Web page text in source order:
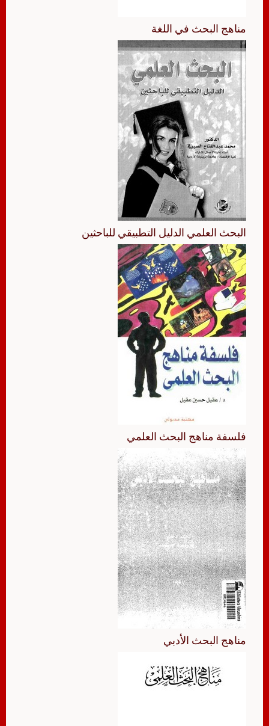
مناهج البحث في اللغة
البحث العلمي الدليل التطبيقي للباحثين
فلسفة مناهج البحث العلمي
مناهج البحث الأدبي